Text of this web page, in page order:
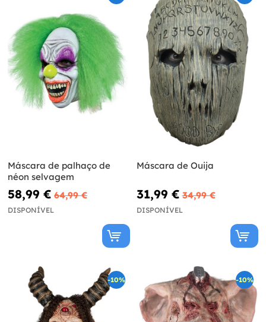
Máscara de palhaço de
néon selvagem
58,99 € 64,99 €
DISPONÍVEL
Máscara de Ouija
31,99 € 34,99 €
DISPONÍVEL
-10% -10%